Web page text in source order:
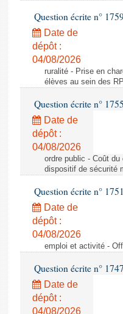
Question écrite n°
Date de
dépôt :
04/08/2026
ruralité - Prise en
élèves au sein des RPI
Question écrite n°
Date de
dépôt :
04/08/2026
ordre public - Coût
dispositif de sécurité
Question écrite n°
Date de
dépôt :
04/08/2026
emploi et activité -
Question écrite n°
Date de
dépôt :
04/08/2026